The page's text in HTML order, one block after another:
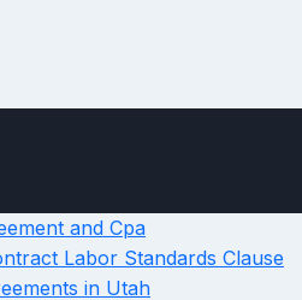
and Cpa
Labor Standards Clause
in Utah